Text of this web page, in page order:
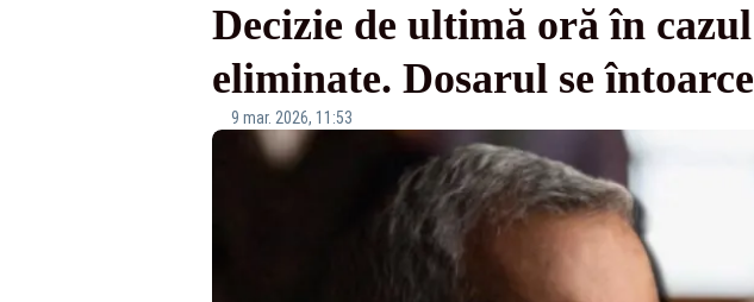
Decizie de ultimă oră în
eliminate. Dosarul se
9 mar. 2026, 11:53